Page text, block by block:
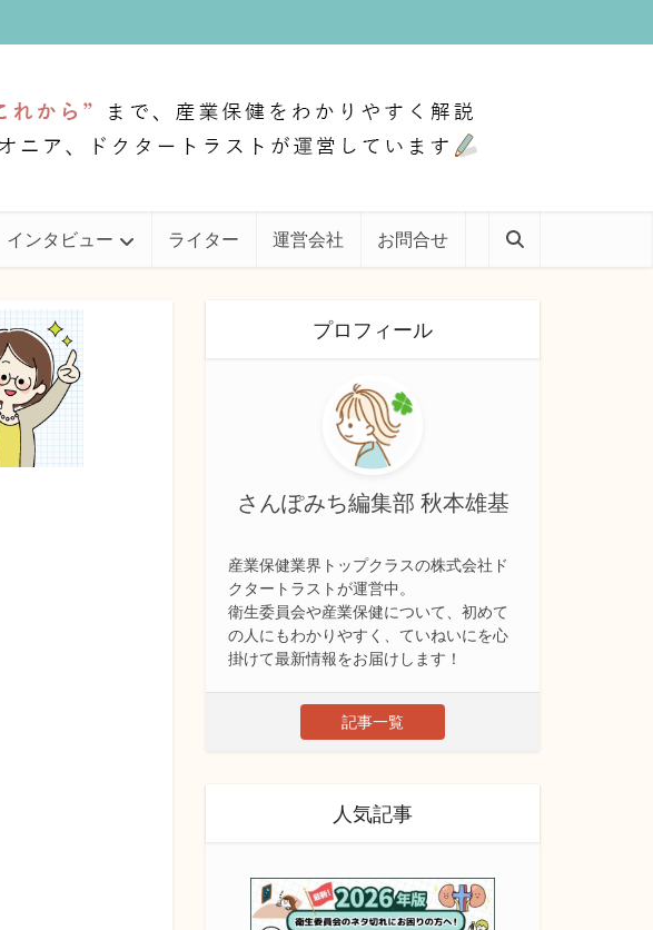
インタビュー ライター 運営会社 お問合せ
プロフィール
さんぽみち編集部 秋本雄基
産業保健業界トップクラスの株式会社ド
クタートラストが運営中。
衛生委員会や産業保健について、初めて
の人にもわかりやすく、ていねいにを心
掛けて最新情報をお届けします！
記事一覧
人気記事